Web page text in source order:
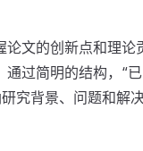
论文的创新点和理论
过简明的结构，“已
究背景、问题和解